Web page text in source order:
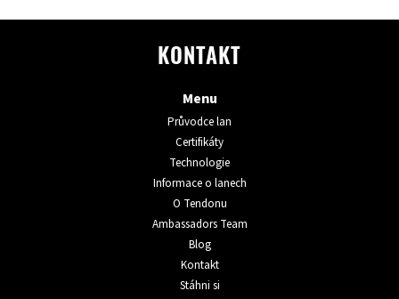
KONTAKT
Menu
Průvodce lan
Certifikáty
Technologie
Informace o lanech
O Tendonu
Ambassadors Team
Blog
Kontakt
Stáhni si